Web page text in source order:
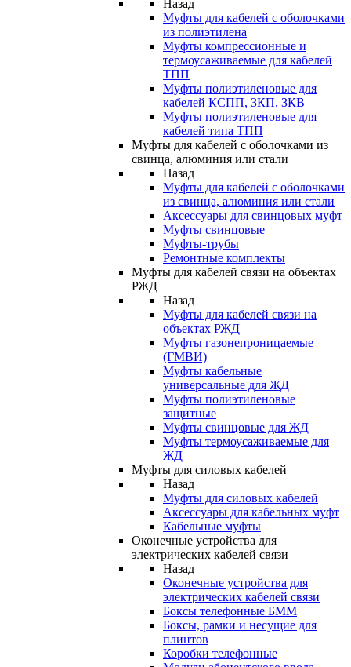
Назад
Муфты для кабелей с оболочками
из полиэтилена
Муфты компрессионные и
термоусаживаемые для кабелей
ТПП
Муфты полиэтиленовые для
кабелей КСПП, ЗКП, ЗКВ
Муфты полиэтиленовые для
кабелей типа ТПП
Муфты для кабелей с оболочками из
свинца, алюминия или стали
Назад
Муфты для кабелей с оболочками
из свинца, алюминия или стали
Аксессуары для свинцовых муфт
Муфты свинцовые
Муфты-трубы
Ремонтные комплекты
Муфты для кабелей связи на объектах
РЖД
Назад
Муфты для кабелей связи на
объектах РЖД
Муфты газонепроницаемые
(ГМВИ)
Муфты кабельные
универсальные для ЖД
Муфты полиэтиленовые
защитные
Муфты свинцовые для ЖД
Муфты термоусаживаемые для
ЖД
Муфты для силовых кабелей
Назад
Муфты для силовых кабелей
Аксессуары для кабельных муфт
Кабельные муфты
Оконечные устройства для
электрических кабелей связи
Назад
Оконечные устройства для
электрических кабелей связи
Боксы телефонные БММ
Боксы, рамки и несущие для
плинтов
Коробки телефонные